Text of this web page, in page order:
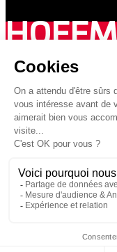
GREEN
2026 VUPAR /
Technologies
Une entreprise au sein